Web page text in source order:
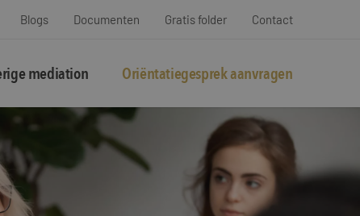
Blogs Documenten Gratis folder Contact
mediation Oriëntatiegesprek aanvragen